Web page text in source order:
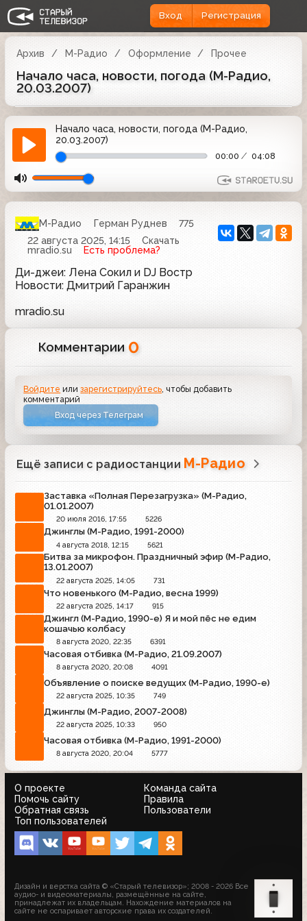
Вход Регистрация
Архив М-Радио Оформление Прочее
Начало часа, новости, погода (М-Радио,
20.03.2007)
Начало часа, новости, погода (М-Радио,
20.03.2007)
00:00 04:08
М-Радио Герман Руднев
775
22 августа 2025, 14:15
Скачать
mradio.su
Есть проблема?
Ди-джеи: Лена Сокил и DJ Востр
Новости: Дмитрий Гаранжин
mradio.su
Комментарии 0
Войдите илизарегистрируйтесь , чтобы добавить
комментарий
Вход через Телеграм
Ещё записи с радиостанции М-Радио
Заставка «Полная Перезагрузка» (М-Радио,
01.01.2007)
20 июля 2016, 17:55 5226
Джинглы (М-Радио, 1991-2000)
4 августа 2018, 12:15 5621
Битва за микрофон. Праздничный эфир (М-Радио,
13.01.2007)
22 августа 2025, 14:05 731
Что новенького (М-Радио, весна 1999)
22 августа 2025, 14:17 915
Джингл (М-Радио, 1990-е) Я и мой пёс не едим
кошачью колбасу
8 августа 2020, 22:35 6391
Часовая отбивка (М-Радио, 21.09.2007)
8 августа 2020, 20:08 4091
Объявление о поиске ведущих (М-Радио, 1990-е)
22 августа 2025, 10:35 749
Джинглы (М-Радио, 2007-2008)
22 августа 2025, 10:33 950
Часовая отбивка (М-Радио, 1991-2000)
8 августа 2020, 20:04 5777
О проекте
Команда сайта
Помочь сайту
Правила
Обратная связь
Пользователи
Топ пользователей
Дизайн и верстка сайта © «Старый телевизор»; 2008 - 2026 Все
аудио- и видеоматериалы, размещённые на сайте,
принадлежат их владельцам. Нахождение материалов на
сайте не оспаривает авторские права их создателей.